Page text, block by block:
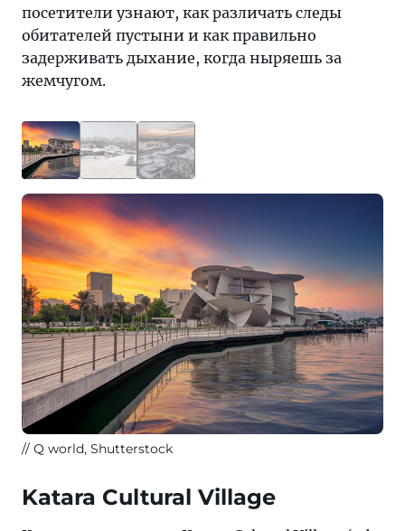
посетители узнают, как различать следы
обитателей пустыни и как правильно
задерживать дыхание, когда ныряешь за
жемчугом.
Q world, Shutterstock
Katara Cultural Village